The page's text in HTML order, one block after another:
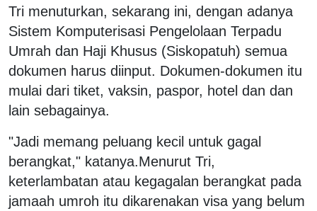
Tri menuturkan, sekarang ini, dengan adanya
Sistem Komputerisasi Pengelolaan Terpadu
Umrah dan Haji Khusus (Siskopatuh) semua
dokumen harus diinput. Dokumen-dokumen itu
mulai dari tiket, vaksin, paspor, hotel dan dan
lain sebagainya.
"Jadi memang peluang kecil untuk gagal
berangkat," katanya.Menurut Tri,
keterlambatan atau kegagalan berangkat pada
jamaah umroh itu dikarenakan visa yang belum